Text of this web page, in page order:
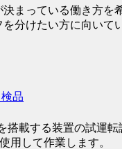
まっている働き方を
を分けたい方に向いて
品
搭載する装置の試運転
用して作業します。